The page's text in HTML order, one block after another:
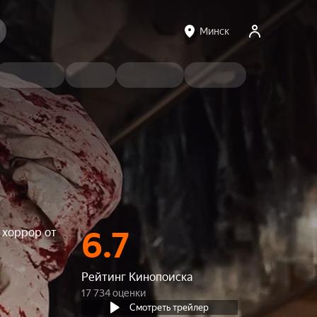
Минск
от 6.7
Рейтинг Кинопоиска
17 734 оценки
Смотреть трейлер